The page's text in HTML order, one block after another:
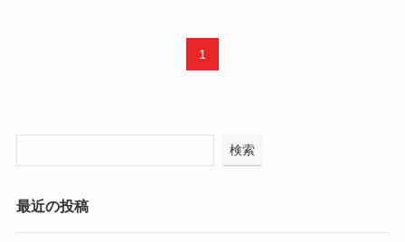
1
検索
最近の投稿